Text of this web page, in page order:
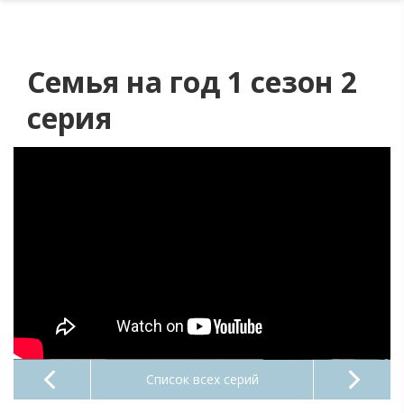
Семья на год 1 сезон 2
серия
Список всех серий